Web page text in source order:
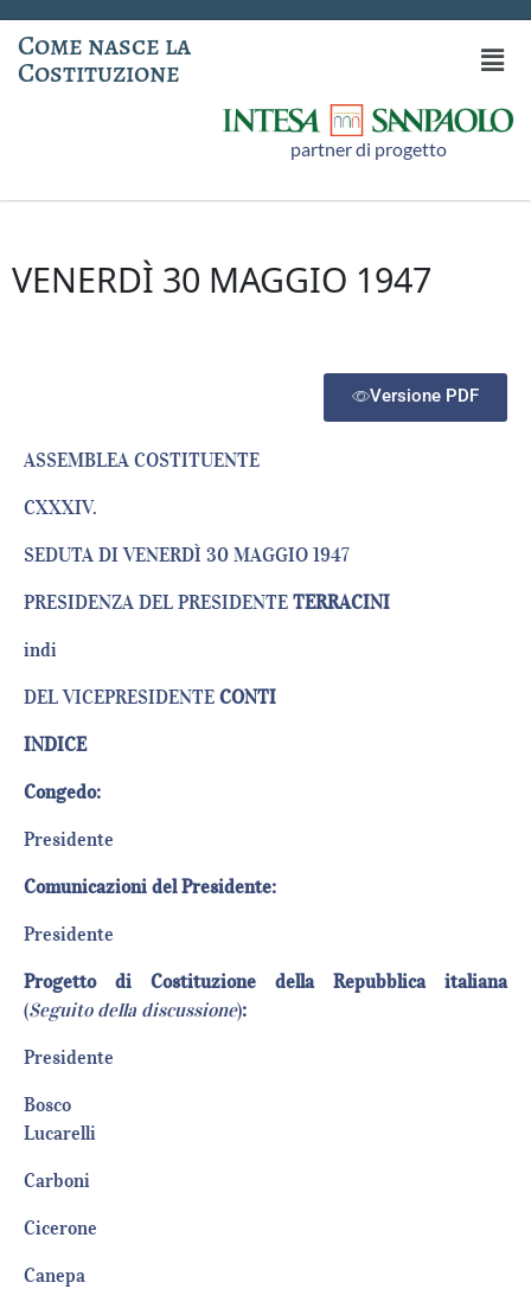
Come nasce la
Costituzione
partner di progetto
VENERDÌ 30 MAGGIO 1947
Versione PDF
ASSEMBLEA COSTITUENTE
CXXXIV.
SEDUTA DI VENERDÌ 30 MAGGIO 1947
PRESIDENZA DEL PRESIDENTE TERRACINI
indi
DEL VICEPRESIDENTE CONTI
INDICE
Congedo:
Comunicazioni del Presidente:
Progetto di Costituzione della Repubblica italiana
(Seguito della discussione):
Bosco